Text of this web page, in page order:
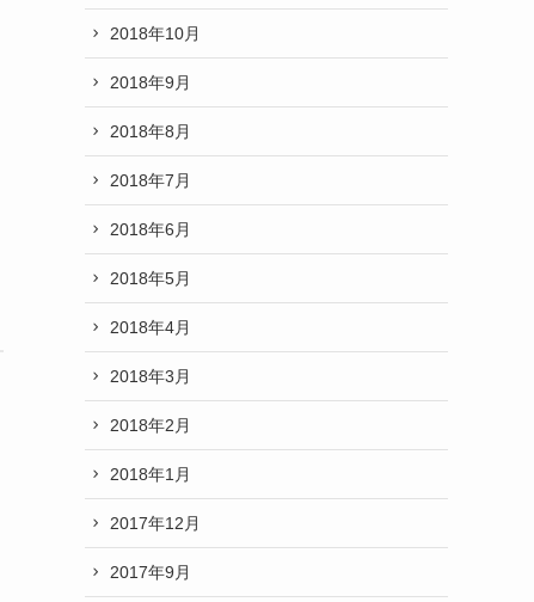
2018年10月
2018年9月
2018年8月
2018年7月
2018年6月
2018年5月
2018年4月
2018年3月
2018年2月
2018年1月
2017年12月
2017年9月